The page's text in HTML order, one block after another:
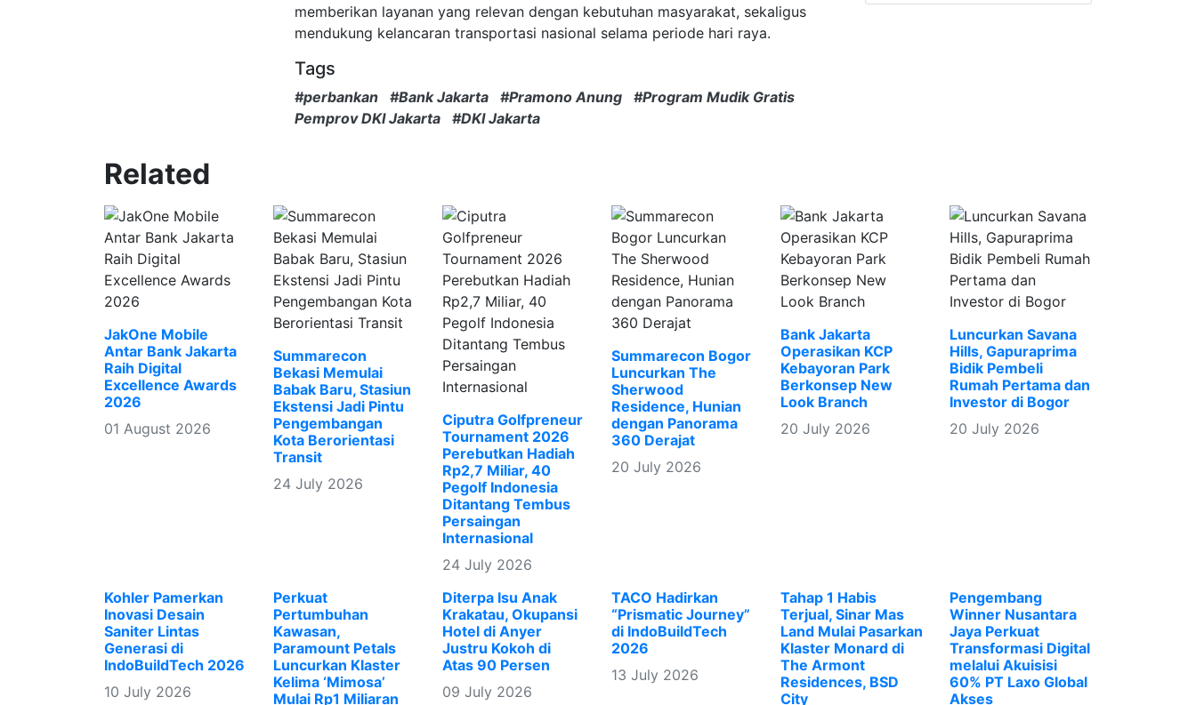
memberikan layanan yang relevan dengan kebutuhan masyarakat, sekaligus
mendukung kelancaran transportasi nasional selama periode hari raya.
Tags
#perbankan #Bank Jakarta #Pramono Anung
#Program Mudik Gratis
Pemprov DKI Jakarta
#DKI Jakarta
Related
JakOne Mobile
Antar Bank Jakarta
Raih Digital
Excellence Awards
2026
01 August 2026
Summarecon
Bekasi Memulai
Babak Baru, Stasiun
Ekstensi Jadi Pintu
Pengembangan
Kota Berorientasi
Transit
24 July 2026
Ciputra Golfpreneur
Tournament 2026
Perebutkan Hadiah
Rp2,7 Miliar, 40
Pegolf Indonesia
Ditantang Tembus
Persaingan
Internasional
24 July 2026
Summarecon Bogor
Luncurkan The
Sherwood
Residence, Hunian
dengan Panorama
360 Derajat
20 July 2026
Bank Jakarta
Operasikan KCP
Kebayoran Park
Berkonsep New
Look Branch
20 July 2026
Luncurkan Savana
Hills, Gapuraprima
Bidik Pembeli
Rumah Pertama dan
Investor di Bogor
20 July 2026
Kohler Pamerkan
Inovasi Desain
Saniter Lintas
Generasi di
IndoBuildTech 2026
10 July 2026
Perkuat
Pertumbuhan
Kawasan,
Paramount Petals
Luncurkan Klaster
Kelima ‘Mimosa’
Mulai Rp1 Miliaran
Diterpa Isu Anak
Krakatau, Okupansi
Hotel di Anyer
Justru Kokoh di
Atas 90 Persen
09 July 2026
TACO Hadirkan
“Prismatic Journey”
di IndoBuildTech
2026
13 July 2026
Tahap 1 Habis
Terjual, Sinar Mas
Land Mulai Pasarkan
Klaster Monard di
The Armont
Residences, BSD
City
Pengembang
Winner Nusantara
Jaya Perkuat
Transformasi Digital
melalui Akuisisi
60% PT Laxo Global
Akses